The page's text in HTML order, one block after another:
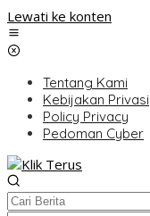
Lewati ke konten
Tentang Kami
Kebijakan Privasi
Policy Privacy
Pedoman Cyber